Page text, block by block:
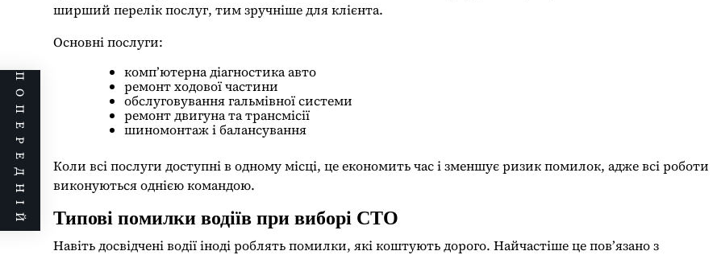
ширший перелік послуг, тим зручніше для клієнта.
Основні послуги:
комп’ютерна діагностика авто
ремонт ходової частини
обслуговування гальмівної системи
ремонт двигуна та трансмісії
шиномонтаж і балансування
Коли всі послуги доступні в одному місці, це економить час і зменшує ризик помилок, адже всі роботи
виконуються однією командою.
Типові помилки водіїв при виборі СТО
Навіть досвідчені водії іноді роблять помилки, які коштують дорого. Найчастіше це пов’язано з
ПОПЕРЕДНІЙ